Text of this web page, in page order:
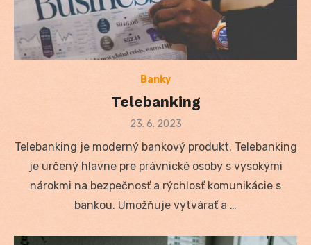
Banky
Telebanking
Posted
23. 6. 2023
Telebanking je moderný bankový produkt. Telebanking
je určený hlavne pre právnické osoby s vysokými
nárokmi na bezpečnosť a rýchlosť komunikácie s
bankou. Umožňuje vytvárať a …